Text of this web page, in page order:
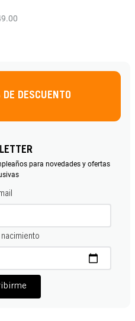
.00
DESCUENTO
para novedades y ofertas